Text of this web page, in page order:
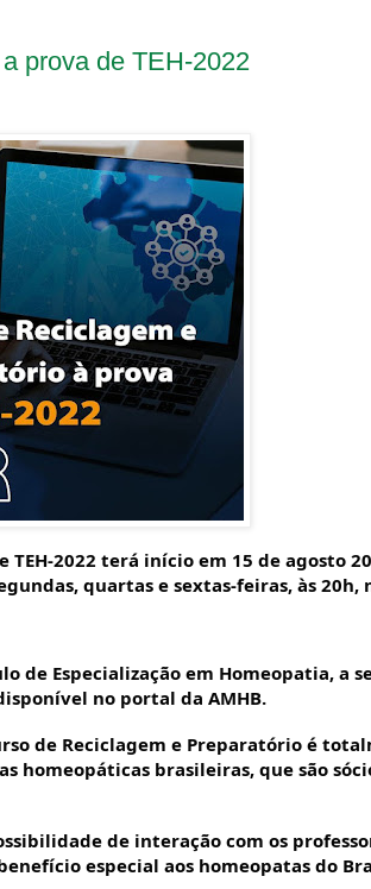
prova de TEH-2022
2022 terá início em 15 de agosto
quartas e sextas-feiras, às
Especialização em Homeopatia, a
no portal da AMHB.
de Reciclagem e Preparatório é
homeopáticas brasileiras, que são
de interação com os
especial aos homeopatas do